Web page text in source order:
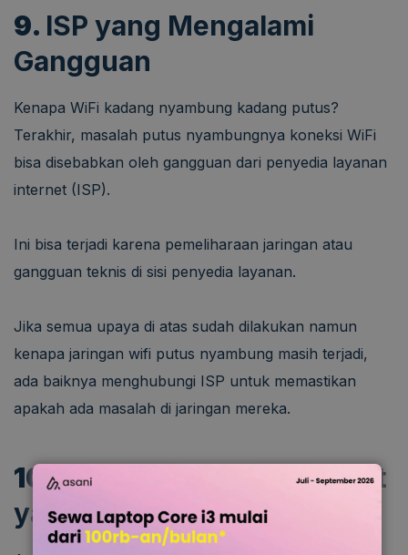
9. ISP yang Mengalami
Gangguan
Kenapa WiFi kadang nyambung kadang putus?
Terakhir, masalah putus nyambungnya koneksi WiFi
bisa disebabkan oleh gangguan dari penyedia layanan
internet (ISP).
Ini bisa terjadi karena pemeliharaan jaringan atau
gangguan teknis di sisi penyedia layanan.
Jika semua upaya di atas sudah dilakukan namun
kenapa jaringan wifi putus nyambung masih terjadi,
ada baiknya menghubungi ISP untuk memastikan
apakah ada masalah di jaringan mereka.
10.Masalah pada Perangkat
yang Terhubung